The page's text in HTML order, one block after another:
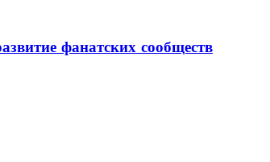
фанатских сообществ